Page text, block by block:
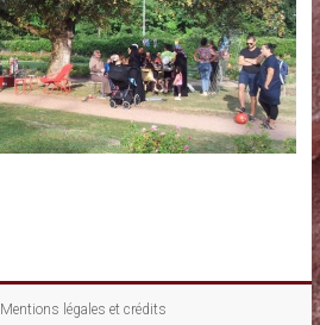
Mentions légales et crédits